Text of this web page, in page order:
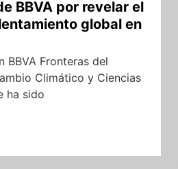
BBVA por revelar el
global en
BBVA Fronteras del
Climático y Ciencias
ha sido